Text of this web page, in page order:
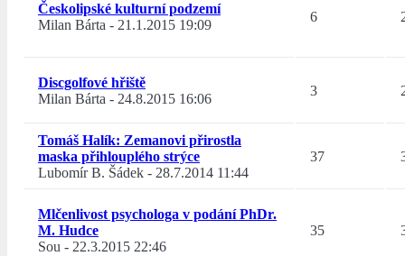
Českolipské kulturní podzemí
Milan Bárta - 21.1.2015 19:09
6
Discgolfové hřiště
Milan Bárta - 24.8.2015 16:06
3
Tomáš Halík: Zemanovi přirostla
maska přihlouplého strýce
Lubomír B. Šádek - 28.7.2014 11:44
37
Mlčenlivost psychologa v podání PhDr.
M. Hudce
Sou - 22.3.2015 22:46
35